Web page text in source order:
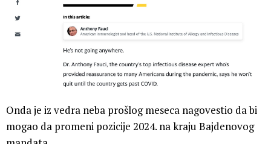
Onda je iz vedra neba prošlog meseca nagovestio da bi
mogao da promeni pozicije 2024. na kraju Bajdenovog